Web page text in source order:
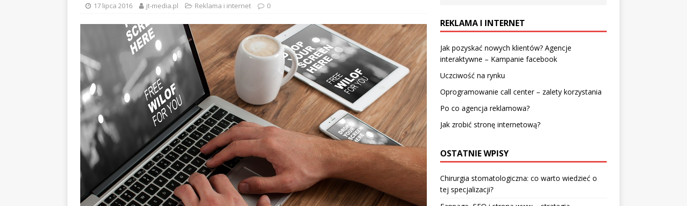
17 lipca 2016 jt-media.pl Reklama i internet 0
REKLAMA I INTERNET
Jak pozyskać nowych klientów? Agencje
interaktywne – Kampanie facebook
Uczciwość na rynku
Oprogramowanie call center – zalety korzystania
Po co agencja reklamowa?
Jak zrobić stronę internetową?
OSTATNIE WPISY
Chirurgia stomatologiczna: co warto wiedzieć o
tej specjalizacji?